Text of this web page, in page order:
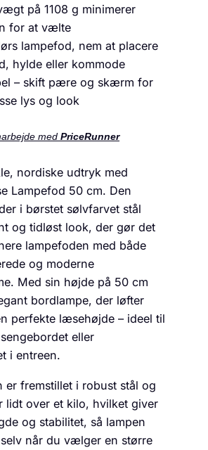
på 1108 g minimerer
for at vælte
lampefod, nem at placere
hylde eller kommode
– skift pære og skærm for
lys og look
med PriceRunner
nordiske udtryk med
Lampefod 50 cm. Den
i børstet sølvfarvet stål
og tidløst look, der gør det
lampefoden med både
og moderne
Med sin højde på 50 cm
bordlampe, der løfter
perfekte læsehøjde – ideel til
eller
i entreen.
er fremstillet i robust stål og
lidt over et kilo, hvilket giver
og stabilitet, så lampen
når du vælger en større